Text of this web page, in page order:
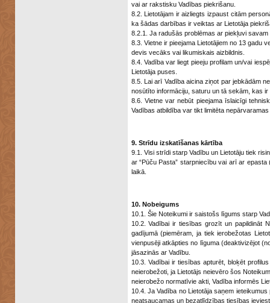
vai ar rakstisku Vadības piekrišanu.
8.2. Lietotājam ir aizliegts izpaust citām
ka šādas darbības ir veiktas ar Lietotāja
8.2.1. Ja radušās problēmas ar piekļuvi
8.3. Vietne ir pieejama Lietotājiem no 13 gadu
devis vecāks vai likumiskais aizbildnis.
8.4. Vadība var liegt pieeju profilam un/vai
Lietotāja puses.
8.5. Lai arī Vadība aicina ziņot par jebkādām
nosūtīto informāciju, saturu un tā sekām, kas
8.6. Vietne var nebūt pieejama īslaicīgi
Vadības atbildība var tikt limitēta
9. Strīdu izskatīšanas kārtība
9.1. Visi strīdi starp Vadību un Lietotāju tiek
ar “Pūču Pasta” starpniecību vai arī ar
laikā.
10. Nobeigums
10.1. Šie Noteikumi ir saistošs līgums starp
10.2. Vadībai ir tiesības grozīt un papildināt
gadījumā (piemēram, ja tiek ierobežotas
vienpusēji atkāpties no līguma (deaktivizējot
jāsazinās ar Vadību.
10.3. Vadībai ir tiesības apturēt, bloķēt
neierobežoti, ja Lietotājs neievēro šos
neierobežo normatīvie akti, Vadība informēs
10.4. Ja Vadība no Lietotāja saņem
neatsaucamas un bezatlīdzības tiesības